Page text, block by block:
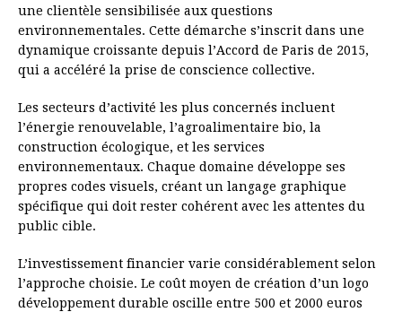
une clientèle sensibilisée aux questions
environnementales. Cette démarche s’inscrit dans une
dynamique croissante depuis l’Accord de Paris de 2015,
qui a accéléré la prise de conscience collective.
Les secteurs d’activité les plus concernés incluent
l’énergie renouvelable, l’agroalimentaire bio, la
construction écologique, et les services
environnementaux. Chaque domaine développe ses
propres codes visuels, créant un langage graphique
spécifique qui doit rester cohérent avec les attentes du
public cible.
L’investissement financier varie considérablement selon
l’approche choisie. Le coût moyen de création d’un logo
développement durable oscille entre 500 et 2000 euros